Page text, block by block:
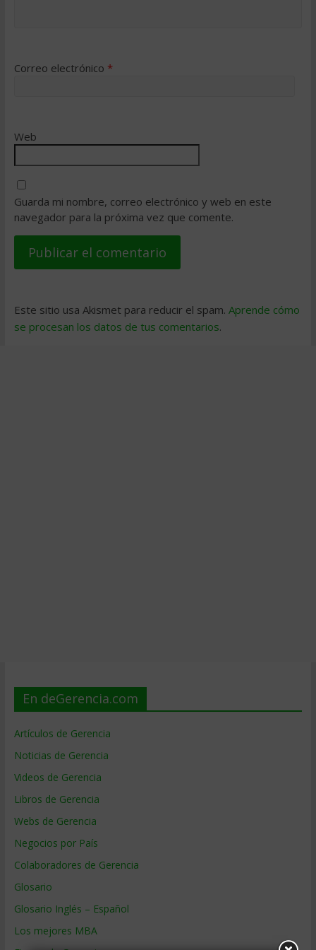
Correo electrónico *
Web
Guarda mi nombre, correo electrónico y web en este
navegador para la próxima vez que comente.
Este sitio usa Akismet para reducir el spam. Aprende cómo
se procesan los datos de tus comentarios.
En deGerencia.com
Artículos de Gerencia
Noticias de Gerencia
Videos de Gerencia
Libros de Gerencia
Webs de Gerencia
Negocios por País
Colaboradores de Gerencia
Glosario
Glosario Inglés – Español
Los mejores MBA